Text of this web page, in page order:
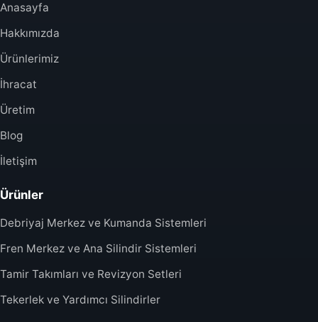
Anasayfa
Hakkımızda
Ürünlerimiz
İhracat
Üretim
Blog
İletişim
Ürünler
Debriyaj Merkez ve Kumanda Sistemleri
Fren Merkez ve Ana Silindir Sistemleri
Tamir Takımları ve Revizyon Setleri
Tekerlek ve Yardımcı Silindirler